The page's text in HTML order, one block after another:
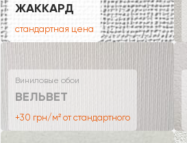
ЖАККАРД
стандартная цена
Виниловые обои
ВЕЛЬВЕТ
+30 грн/м² от стандартного